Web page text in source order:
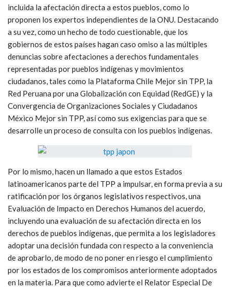
incluida la afectación directa a estos pueblos, como lo
proponen los expertos independientes de la ONU. Destacando
a su vez, como un hecho de todo cuestionable, que los
gobiernos de estos países hagan caso omiso a las múltiples
denuncias sobre afectaciones a derechos fundamentales
representadas por pueblos indígenas y movimientos
ciudadanos, tales como la Plataforma Chile Mejor sin TPP, la
Red Peruana por una Globalización con Equidad (RedGE) y la
Convergencia de Organizaciones Sociales y Ciudadanos
México Mejor sin TPP, así como sus exigencias para que se
desarrolle un proceso de consulta con los pueblos indígenas.
Por lo mismo, hacen un llamado a que estos Estados
latinoamericanos parte del TPP a impulsar, en forma previa a su
ratificación por los órganos legislativos respectivos, una
Evaluación de Impacto en Derechos Humanos del acuerdo,
incluyendo una evaluación de su afectación directa en los
derechos de pueblos indígenas, que permita a los legisladores
adoptar una decisión fundada con respecto a la conveniencia
de aprobarlo, de modo de no poner en riesgo el cumplimiento
por los estados de los compromisos anteriormente adoptados
en la materia. Para que como advierte el Relator Especial De